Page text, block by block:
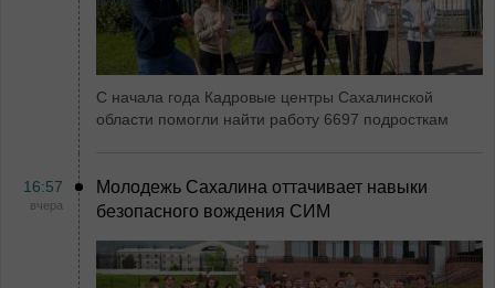
С начала года Кадровые центры Сахалинской
области помогли найти работу 6697 подросткам
16:57
вчера
Молодежь Сахалина оттачивает навыки
безопасного вождения СИМ